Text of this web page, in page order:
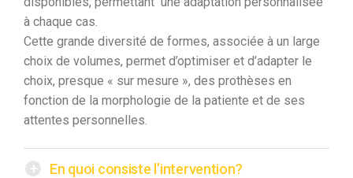
à chaque cas.
Cette grande diversité de formes, associée à un large
choix de volumes, permet d’optimiser et d’adapter le
choix, presque « sur mesure », des prothèses en
fonction de la morphologie de la patiente et de ses
attentes personnelles.
+ En quoi consiste l’intervention?